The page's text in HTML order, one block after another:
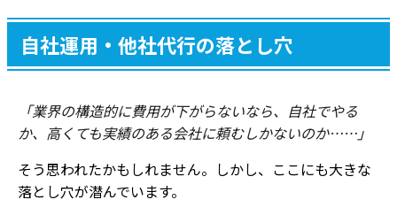
自社運用・他社代行の落とし穴
「業界の構造的に費用が下がらないなら、自社でやる
か、高くても実績のある会社に頼むしかないのか……」
そう思われたかもしれません。しかし、ここにも大きな
落とし穴が潜んでいます。